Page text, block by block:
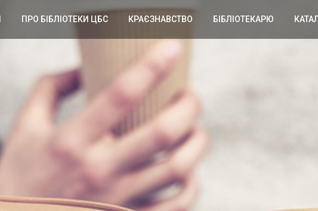
ПРО БІБЛІОТЕКИ ЦБС КРАЄЗНАВСТВО БІБЛІОТЕКАРЮ